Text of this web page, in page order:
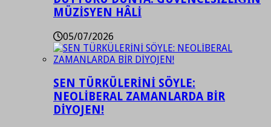
MÜZİSYEN HÂLİ
05/07/2026
SEN TÜRKÜLERİNİ SÖYLE:
NEOLİBERAL ZAMANLARDA BİR
DİYOJEN!